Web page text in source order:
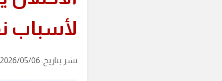
لأسباب
نشر بتاريخ: 2026/05/06 (آخر تحديث: 2026/08/07 الساعة: 04:51)